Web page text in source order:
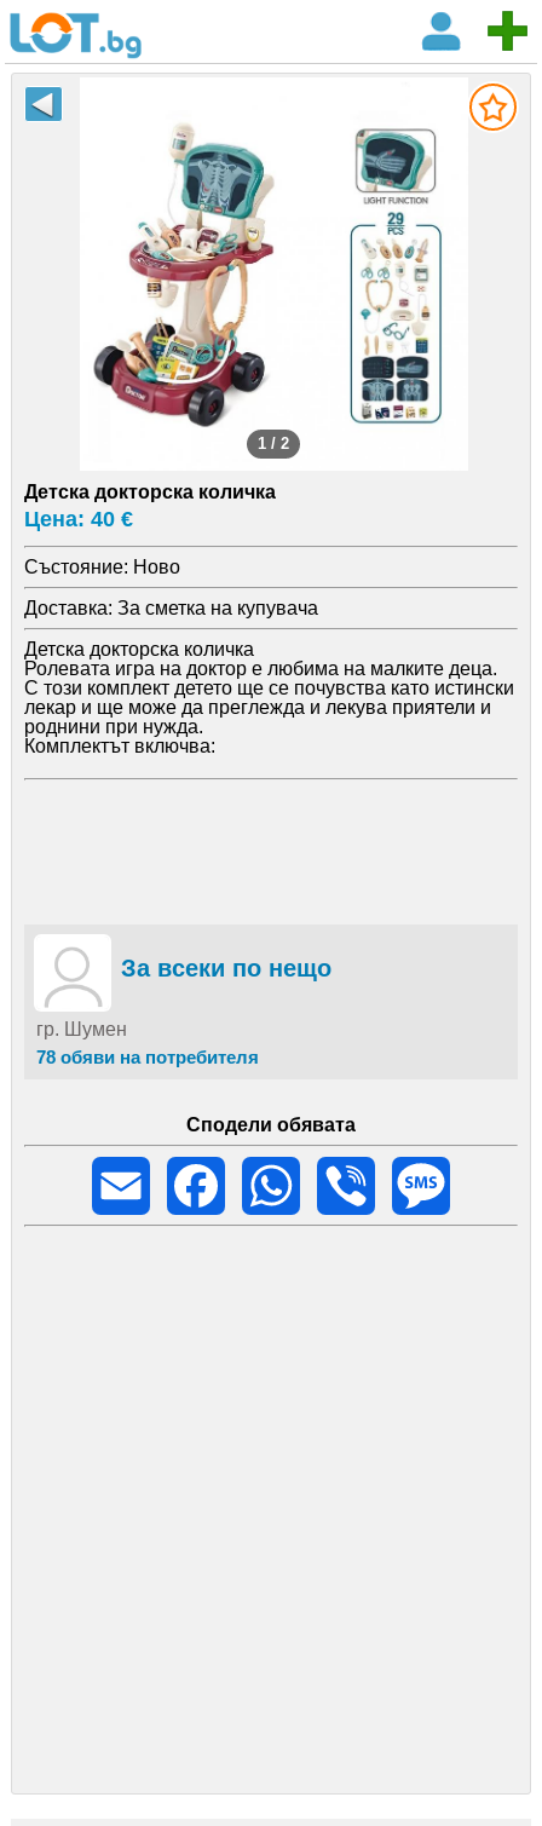
1 / 2
Детска докторска количка
Цена: 40 €
Състояние: Ново
Доставка: За сметка на купувача
Детска докторска количка
Ролевата игра на доктор е любима на малките деца.
С този комплект детето ще се почувства като истински
лекар и ще може да преглежда и лекува приятели и
роднини при нужда.
Комплектът включва:
За всеки по нещо
гр. Шумен
78 обяви на потребителя
Сподели обявата
Email
Facebook WhatsApp Viber